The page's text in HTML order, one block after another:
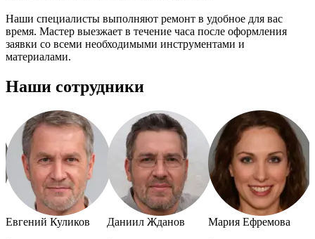
Наши специалисты выполняют ремонт в удобное для вас
время. Мастер выезжает в течение часа после оформления
заявки со всеми необходимыми инструментами и
материалами.
Наши сотрудники
Евгений Куликов
Даниил Жданов
Мария Ефремова